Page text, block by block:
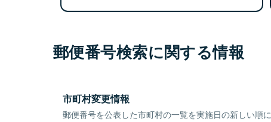
郵便番号検索に関する情報
市町村変更情報
郵便番号を公表した市町村の一覧を実施日の新しい順に